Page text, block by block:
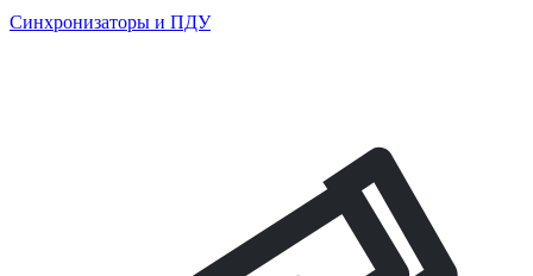
Синхронизаторы и ПДУ